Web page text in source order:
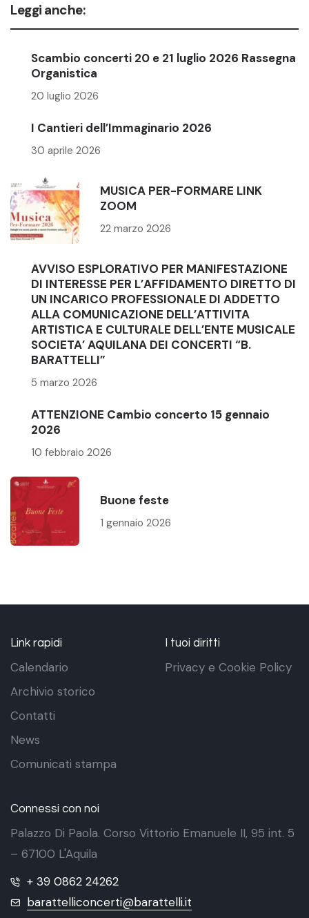
Leggi anche:
Scambio concerti 20 e 21 luglio 2026 Rassegna
Organistica
20 luglio 2026
I Cantieri dell’Immaginario 2026
30 aprile 2026
MUSICA PER-FORMARE LINK
ZOOM
22 marzo 2026
AVVISO ESPLORATIVO PER MANIFESTAZIONE
DI INTERESSE PER L’AFFIDAMENTO DIRETTO DI
UN INCARICO PROFESSIONALE DI ADDETTO
ALLA COMUNICAZIONE DELL’ATTIVITA
ARTISTICA E CULTURALE DELL’ENTE MUSICALE
SOCIETA’ AQUILANA DEI CONCERTI “B.
BARATTELLI”
5 marzo 2026
ATTENZIONE Cambio concerto 15 gennaio
2026
10 febbraio 2026
Buone feste
1 gennaio 2026
Link rapidi
Calendario
Archivio storico
Contatti
News
Comunicati stampa
I tuoi diritti
Privacy e Cookie Policy
Connessi con noi
Palazzo Di Paola. Corso Vittorio Emanuele II, 95 int. 5
– 67100 L'Aquila
+ 39 0862 24262
barattelliconcerti@barattelli.it